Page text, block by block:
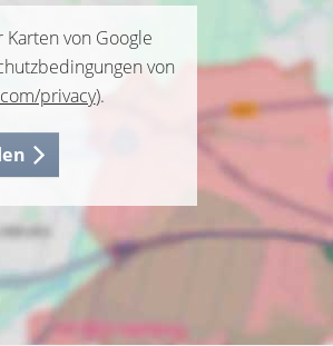
von Google
von
privacy).